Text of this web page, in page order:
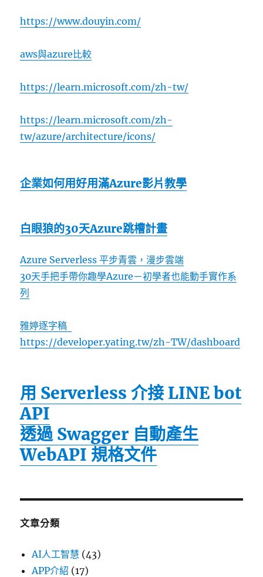
https://www.douyin.com/
aws與azure比較
https://learn.microsoft.com/zh-tw/
https://learn.microsoft.com/zh-
tw/azure/architecture/icons/
企業如何用好用滿Azure影片教學
白眼狼的30天Azure跳槽計畫
Azure Serverless 平步青雲，漫步雲端
30天手把手帶你趣學Azure－初學者也能動手實作系
列
雅婷逐字稿
https://developer.yating.tw/zh-TW/dashboard
用 Serverless 介接 LINE bot
API
透過 Swagger 自動產生
WebAPI 規格文件
文章分類
AI人工智慧 (43)
APP介紹 (17)